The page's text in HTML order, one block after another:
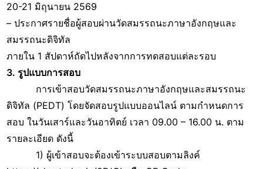
20-21 มิถุนายน 2569
– ประกาศรายชื่อผู้สอบผ่านวัดสมรรถนะภาษาอังกฤษและ
สมรรถนะดิจิทัล
ภายใน 1 สัปดาห์ถัดไปหลังจากการทดสอบแต่ละรอบ
3. รูปแบบการสอบ
การเข้าสอบวัดสมรรถนะภาษาอังกฤษและสมรรถนะ
ดิจิทัล (PEDT) โดยจัดสอบรูปแบบออนไลน์ ตามกำหนดการ
สอบ ในวันเสาร์และวันอาทิตย์ เวลา 09.00 – 16.00 น. ตาม
รายละเอียด ดังนี้
1) ผู้เข้าสอบจะต้องเข้าระบบสอบตามลิงค์